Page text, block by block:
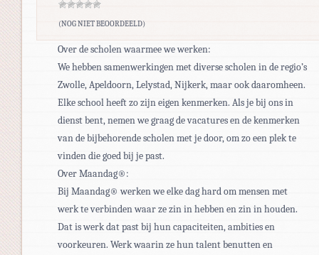
(NOG NIET BEOORDEELD)
Over de scholen waarmee we werken:
We hebben samenwerkingen met diverse scholen in de regio’s
Zwolle, Apeldoorn, Lelystad, Nijkerk, maar ook daaromheen.
Elke school heeft zo zijn eigen kenmerken. Als je bij ons in
dienst bent, nemen we graag de vacatures en de kenmerken
van de bijbehorende scholen met je door, om zo een plek te
vinden die goed bij je past.
Over Maandag®:
Bij Maandag® werken we elke dag hard om mensen met
werk te verbinden waar ze zin in hebben en zin in houden.
Dat is werk dat past bij hun capaciteiten, ambities en
voorkeuren. Werk waarin ze hun talent benutten en